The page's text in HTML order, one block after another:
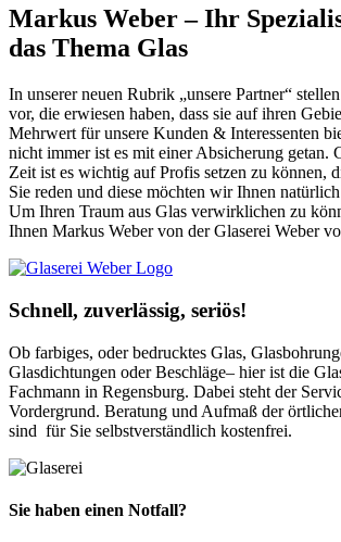
Markus Weber – Ihr
das Thema Glas
In unserer neuen Rubrik „unsere Partner“
vor, die erwiesen haben, dass sie auf ihren
Mehrwert für unsere Kunden & Interessenten
nicht immer ist es mit einer Absicherung getan.
Zeit ist es wichtig auf Profis setzen zu können,
Sie reden und diese möchten wir Ihnen
Um Ihren Traum aus Glas verwirklichen zu
Ihnen Markus Weber von der Glaserei Weber
Schnell, zuverlässig, seriös!
Ob farbiges, oder bedrucktes Glas,
Glasdichtungen oder Beschläge– hier ist die
Fachmann in Regensburg. Dabei steht der
Vordergrund. Beratung und Aufmaß der
sind für Sie selbstverständlich kostenfrei.
Sie haben einen Notfall?